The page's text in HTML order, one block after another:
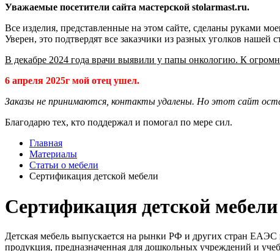
Уважаемые посетители сайта мастерской stolarmast.ru.
Все изделия, представленные на этом сайте, сделаны руками
Уверен, это подтвердят все заказчики из разных уголков нашей
В декабре 2024 года врачи выявили у папы онкологию. К
6 апреля 2025г мой отец ушел.
Заказы не принимаются, контакты удалены. Но этот сайт
Благодарю тех, кто поддержал и помогал по мере сил.
Главная
Материалы
Статьи о мебели
Сертификация детской мебели
Сертификация детской мебели
Детская мебель выпускается на рынки РФ и других стран ЕАЭС
продукция, предназначенная для дошкольных учреждений и